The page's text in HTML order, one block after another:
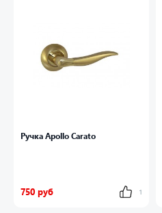
Ручка Apollo Carato
750 руб 1